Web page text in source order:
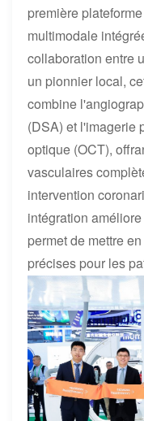
première
multimodale
collaboration entre
un pionnier local,
combine
(DSA) et l'imagerie
optique (OCT),
vasculaires
intervention
intégration
permet de mettre
précises pour les